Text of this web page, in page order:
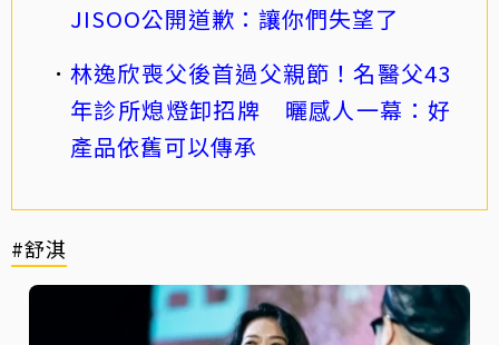
JISOO公開道歉：讓你們失望了
林逸欣喪父後首過父親節！名醫父43
年診所熄燈卸招牌 曬感人一幕：好
產品依舊可以傳承
#舒淇